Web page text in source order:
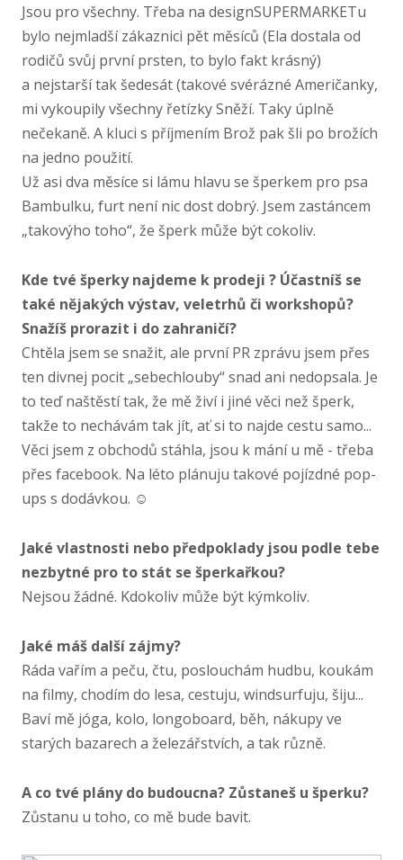
Jsou pro všechny. Třeba na designSUPERMARKETu
bylo nejmladší zákaznici pět měsíců (Ela dostala od
rodičů svůj první prsten, to bylo fakt krásný)
a nejstarší tak šedesát (takové svérázné Američanky,
mi vykoupily všechny řetízky Sněží. Taky úplně
nečekaně. A kluci s příjmením Brož pak šli po brožích
na jedno použití.
Už asi dva měsíce si lámu hlavu se šperkem pro psa
Bambulku, furt není nic dost dobrý. Jsem zastáncem
„takovýho toho“, že šperk může být cokoliv.
Kde tvé šperky najdeme k prodeji ? Účastníš se
také nějakých výstav, veletrhů či workshopů?
Snažíš prorazit i do zahraničí?
Chtěla jsem se snažit, ale první PR zprávu jsem přes
ten divnej pocit „sebechlouby“ snad ani nedopsala. Je
to teď naštěstí tak, že mě živí i jiné věci než šperk,
takže to nechávám tak jít, ať si to najde cestu samo...
Věci jsem z obchodů stáhla, jsou k mání u mě - třeba
přes facebook. Na léto plánuju takové pojízdné pop-​
ups s dodávkou. ☺
Jaké vlastnosti nebo předpoklady jsou podle tebe
nezbytné pro to stát se šperkařkou?
Nejsou žádné. Kdokoliv může být kýmkoliv.
Jaké máš další zájmy?
Ráda vařím a peču, čtu, poslouchám hudbu, koukám
na filmy, chodím do lesa, cestuju, windsurfuju, šiju...
Baví mě jóga, kolo, longoboard, běh, nákupy ve
starých bazarech a železářstvích, a tak různě.
A co tvé plány do budoucna? Zůstaneš u šperku?
Zůstanu u toho, co mě bude bavit.